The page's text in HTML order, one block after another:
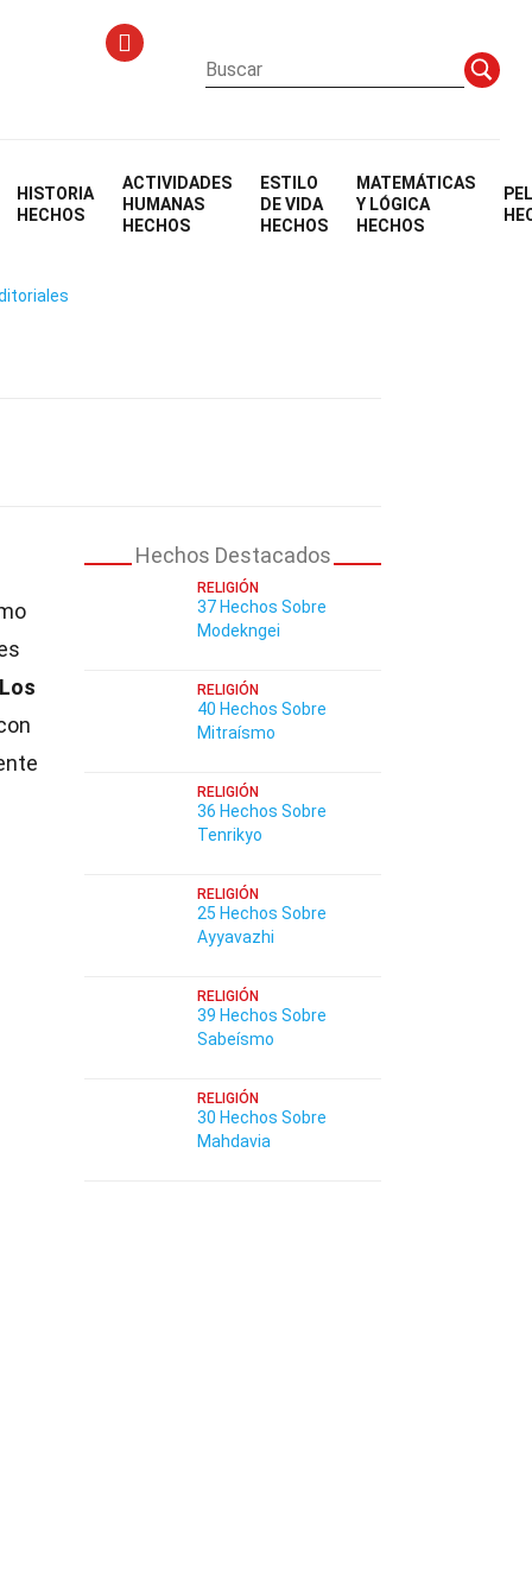
HISTORIA
HECHOS
ACTIVIDADES
HUMANAS
HECHOS
ESTILO
DE VIDA
HECHOS
MATEMÁTICAS
Y LÓGICA
HECHOS
Los
Hechos Destacados
RELIGIÓN
37 Hechos Sobre
Modekngei
RELIGIÓN
40 Hechos Sobre
Mitraísmo
RELIGIÓN
36 Hechos Sobre
Tenrikyo
RELIGIÓN
25 Hechos Sobre
Ayyavazhi
RELIGIÓN
39 Hechos Sobre
Sabeísmo
RELIGIÓN
30 Hechos Sobre
Mahdavia